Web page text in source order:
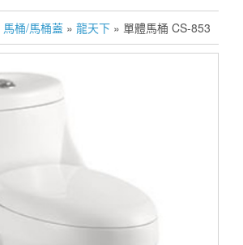
馬桶/馬桶蓋 » 龍天下 » 單體馬桶 CS-853